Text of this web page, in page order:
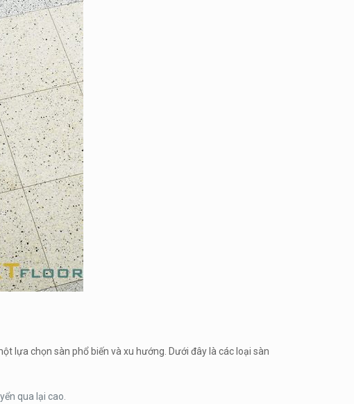
lựa chọn sàn phổ biến và xu hướng. Dưới đây là các loại sàn
qua lại cao.